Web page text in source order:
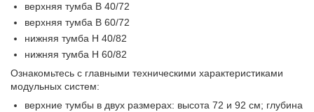
верхняя тумба В 40/72
верхняя тумба В 60/72
нижняя тумба Н 40/82
нижняя тумба Н 60/82
Ознакомьтесь с главными техническими характеристиками
модульных систем:
верхние тумбы в двух размерах: высота 72 и 92 см; глубина